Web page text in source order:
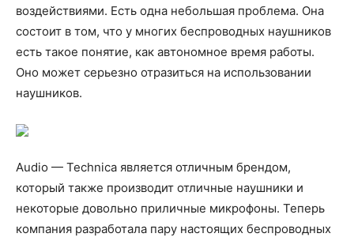
воздействиями. Есть одна небольшая проблема. Она
состоит в том, что у многих беспроводных наушников
есть такое понятие, как автономное время работы.
Оно может серьезно отразиться на использовании
наушников.
Audio — Technica является отличным брендом,
который также производит отличные наушники и
некоторые довольно приличные микрофоны. Теперь
компания разработала пару настоящих беспроводных